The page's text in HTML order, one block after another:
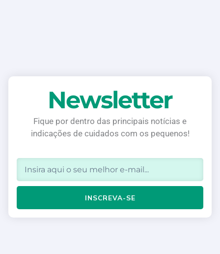
Newsletter
Fique por dentro das principais notícias e
indicações de cuidados com os pequenos!
Email
INSCREVA-SE